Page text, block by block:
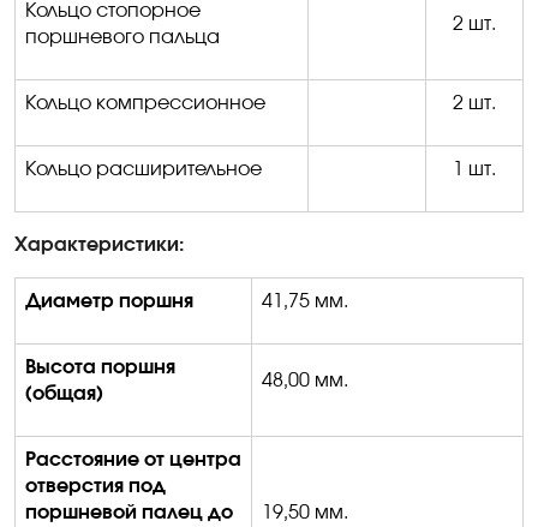
Кольцо стопорное
поршневого пальца
2 шт.
Кольцо компрессионное 2 шт.
Кольцо расширительное 1 шт.
Характеристики:
Диаметр поршня 41 ,75 мм.
Высота поршня
(общая)
48,00 мм.
Расстояние от центра
отверстия под
поршневой палец до
19,50 мм.